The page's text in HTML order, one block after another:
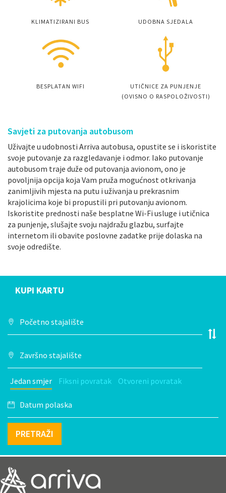
KLIMATIZIRANI BUS UDOBNA SJEDALA
BESPLATAN WIFI
UTIČNICE ZA PUNJENJE
(OVISNO O RASPOLOŽIVOSTI)
Savjeti za putovanja autobusom
Uživajte u udobnosti Arriva autobusa, opustite se i iskoristite
svoje putovanje za razgledavanje i odmor. Iako putovanje
autobusom traje duže od putovanja avionom, ono je
povoljnija opcija koja Vam pruža mogućnost otkrivanja
zanimljivih mjesta na putu i uživanja u prekrasnim
krajolicima koje bi propustili pri putovanju avionom.
Iskoristite prednosti naše besplatne Wi-Fi usluge i utičnica
za punjenje, slušajte svoju najdražu glazbu, surfajte
internetom ili obavite poslovne zadatke prije dolaska na
svoje odredište.
KUPI KARTU
Jedan smjer Fiksni povratak Otvoreni povratak
PRETRAŽI